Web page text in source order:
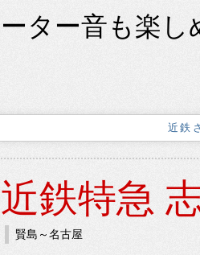
ーター音も楽し
近鉄
近鉄特急
賢島～名古屋